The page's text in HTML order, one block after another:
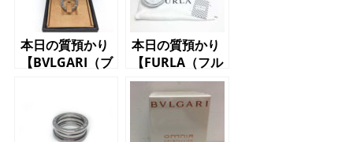
本日の質預かり
【BVLGARI（ブ
本日の質預かり
【FURLA（フル
ラ）パイパーミ
ニクロス ショ
ルダーバッグ】